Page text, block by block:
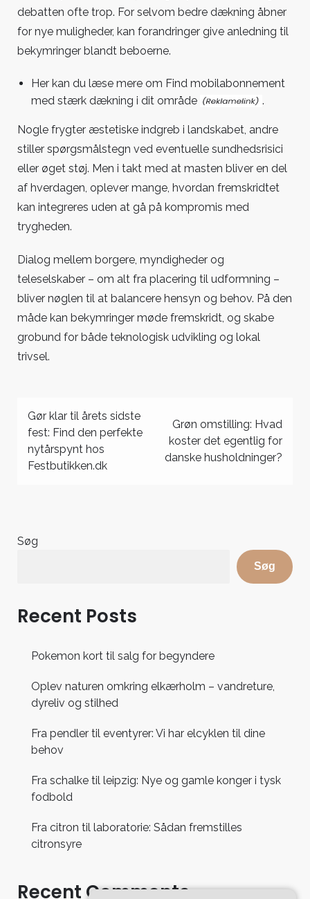
debatten ofte trop. For selvom bedre dækning åbner
for nye muligheder, kan forandringer give anledning til
bekymringer blandt beboerne.
Her kan du læse mere om Find mobilabonnement
med stærk dækning i dit område
.
Nogle frygter æstetiske indgreb i landskabet, andre
stiller spørgsmålstegn ved eventuelle sundhedsrisici
eller øget støj. Men i takt med at masten bliver en del
af hverdagen, oplever mange, hvordan fremskridtet
kan integreres uden at gå på kompromis med
trygheden.
Dialog mellem borgere, myndigheder og
teleselskaber – om alt fra placering til udformning –
bliver nøglen til at balancere hensyn og behov. På den
måde kan bekymringer møde fremskridt, og skabe
grobund for både teknologisk udvikling og lokal
trivsel.
Indlægsnavigation
Gør klar til årets sidste
fest: Find den perfekte
nytårspynt hos
Festbutikken.dk
Grøn omstilling: Hvad
koster det egentlig for
danske husholdninger?
Søg
Søg
Recent Posts
Pokemon kort til salg for begyndere
Oplev naturen omkring elkærholm – vandreture,
dyreliv og stilhed
Fra pendler til eventyrer: Vi har elcyklen til dine
behov
Fra schalke til leipzig: Nye og gamle konger i tysk
fodbold
Fra citron til laboratorie: Sådan fremstilles
citronsyre
Recent Comments